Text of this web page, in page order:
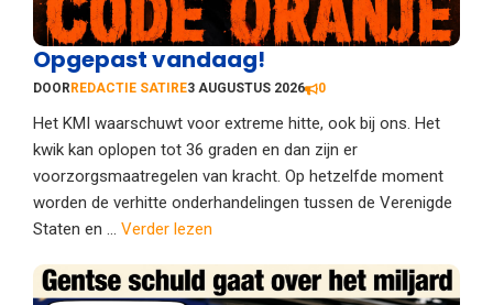
Opgepast vandaag!
DOOR REDACTIE SATIRE3 AUGUSTUS 2026 0
Het KMI waarschuwt voor extreme hitte, ook bij ons. Het
kwik kan oplopen tot 36 graden en dan zijn er
voorzorgsmaatregelen van kracht. Op hetzelfde moment
worden de verhitte onderhandelingen tussen de Verenigde
Staten en ... Verder lezen